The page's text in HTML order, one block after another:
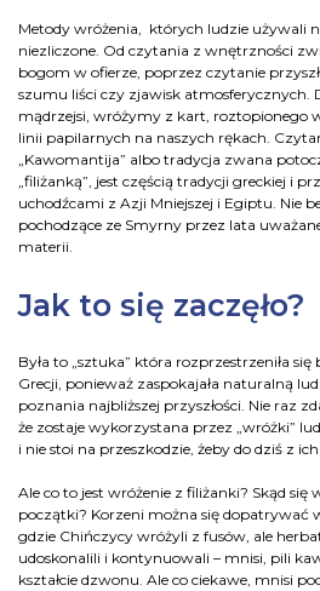
Metody wróżenia, których ludzie używali
niezliczone. Od czytania z wnętrzności
bogom w ofierze, poprzez czytanie
szumu liści czy zjawisk atmosferycznych.
mądrzejsi, wróżymy z kart, roztopionego
linii papilarnych na naszych rękach.
„Kawomantija” albo tradycja zwana
„filiżanką”, jest częścią tradycji greckiej i
uchodźcami z Azji Mniejszej i Egiptu. Nie
pochodzące ze Smyrny przez lata
materii.
Jak to się zaczęło?
Była to „sztuka” która rozprzestrzeniła
Grecji, ponieważ zaspokajała naturalną
poznania najbliższej przyszłości. Nie raz
że zostaje wykorzystana przez „wróżki”
i nie stoi na przeszkodzie, żeby do dziś z
Ale co to jest wróżenie z filiżanki? Skąd się
początki? Korzeni można się dopatrywać
gdzie Chińczycy wróżyli z fusów, ale
udoskonalili i kontynuowali – mnisi, pili
kształcie dzwonu. Ale co ciekawe, mnisi